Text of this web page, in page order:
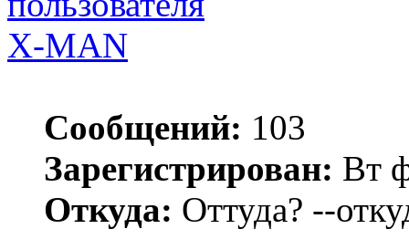
X-MAN
Сообщений: 103
Зарегистрирован: Вт
Откуда: Оттуда? --